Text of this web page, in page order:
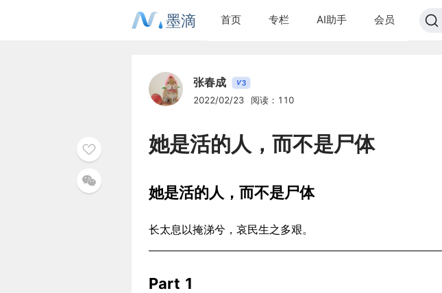
墨滴 首页 专栏 AI助手 会员
张春成 V3
2022/02/23 阅读：110
她是活的人，而不是尸体
她是活的人，而不是尸体
长太息以掩涕兮，哀民生之多艰。
Part 1